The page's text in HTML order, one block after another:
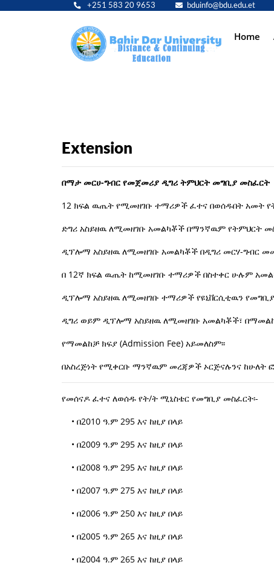
+251 583 20 9653 bduinfo@bdu.edu.et
Home
Extension
በማታ መርሀ-ግብር የመጀመሪያ ዲግሪ ትምህርት መግቢያ መስፈርት
12 ክፍል ዉጤት የሚመዘገቡ ተማሪዎች ፈተና በወሰዱበት አመት
ድግሪ አስይዘዉ ለሚመዘገቡ አመልካቾች በማንኛዉም የትምህርት
ዲፕሎማ አስይዘዉ ለሚመዘገቡ አመልካቾች በዲግሪ መርሃ-ግብር
በ 12ኛ ክፍል ዉጤት ከሚመዘገቡ ተማሪዎች በስተቀር ሁሉም
ዲፕሎማ አስይዘዉ ለሚመዘገቡ ተማሪዎች የዩኒቨርሲቲዉን የመግቢያ
ዲግሪ ወይም ዲፕሎማ አስይዘዉ ለሚመዘገቡ አመልካቾች፣
የማመልከቻ ክፍያ (Admission Fee) አይመለስም፡፡
በአስረጅነት የሚቀርቡ ማንኛዉም መረጃዎች ኦርጅናሉንና ከሁለት
የመሰናዶ ፈተና ለወሰዱ የት/ት ሚኒስቴር የመግቢያ መስፈርት፡-
• በ2010 ዓ.ም 295 እና ከዚያ በላይ
• በ2009 ዓ.ም 295 እና ከዚያ በላይ
• በ2008 ዓ.ም 295 እና ከዚያ በላይ
• በ2007 ዓ.ም 275 እና ከዚያ በላይ
• በ2006 ዓ.ም 250 እና ከዚያ በላይ
• በ2005 ዓ.ም 265 እና ከዚያ በላይ
• በ2004 ዓ.ም 265 እና ከዚያ በላይ